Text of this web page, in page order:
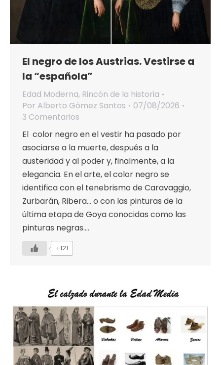
El negro de los Austrias. Vestirse a
la “española”
Edad Moderna, Rincón de la historia
Por Alberto Gómez Santos
07/08/2026
3 Comentarios
El color negro en el vestir ha pasado por
asociarse a la muerte, después a la
austeridad y al poder y, finalmente, a la
elegancia. En el arte, el color negro se
identifica con el tenebrismo de Caravaggio,
Zurbarán, Ribera… o con las pinturas de la
última etapa de Goya conocidas como las
pinturas negras.…
+121